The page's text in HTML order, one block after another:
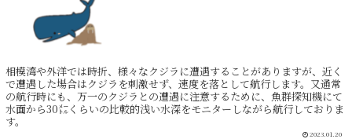
相模湾や外洋では時折、様々なクジラに遭遇することがありますが、近く
で遭遇した場合はクジラを刺激せず、速度を落として航行します。又通常
の航行時にも、万一のクジラとの遭遇に注意するために、魚群探知機にて
水面から30㍍くらいの比較的浅い水深をモニターしながら航行しておりま
す。
2023.01.20